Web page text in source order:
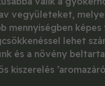
vegyületeket,
mennyiségben
lehet
és a növény
kiszerelés